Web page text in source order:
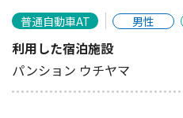
普通自動車AT 男性
利用した宿泊施設
パンション ウチヤマ